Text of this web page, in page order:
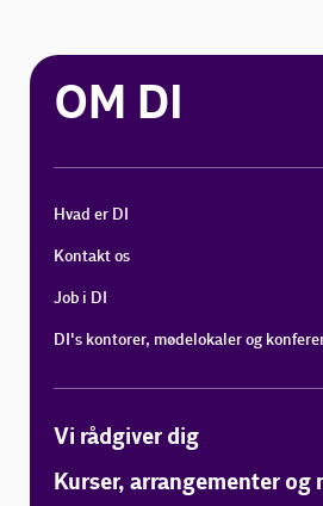
OM DI
Hvad er DI
Kontakt os
Job i DI
DI's kontorer, mødelokaler og
Vi rådgiver dig
Kurser, arrangementer